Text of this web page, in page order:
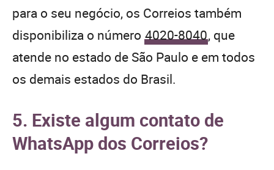
para o seu negócio, os Correios também
disponibiliza o número 4020-8040, que
atende no estado de São Paulo e em todos
os demais estados do Brasil.
5. Existe algum contato de
WhatsApp dos Correios?